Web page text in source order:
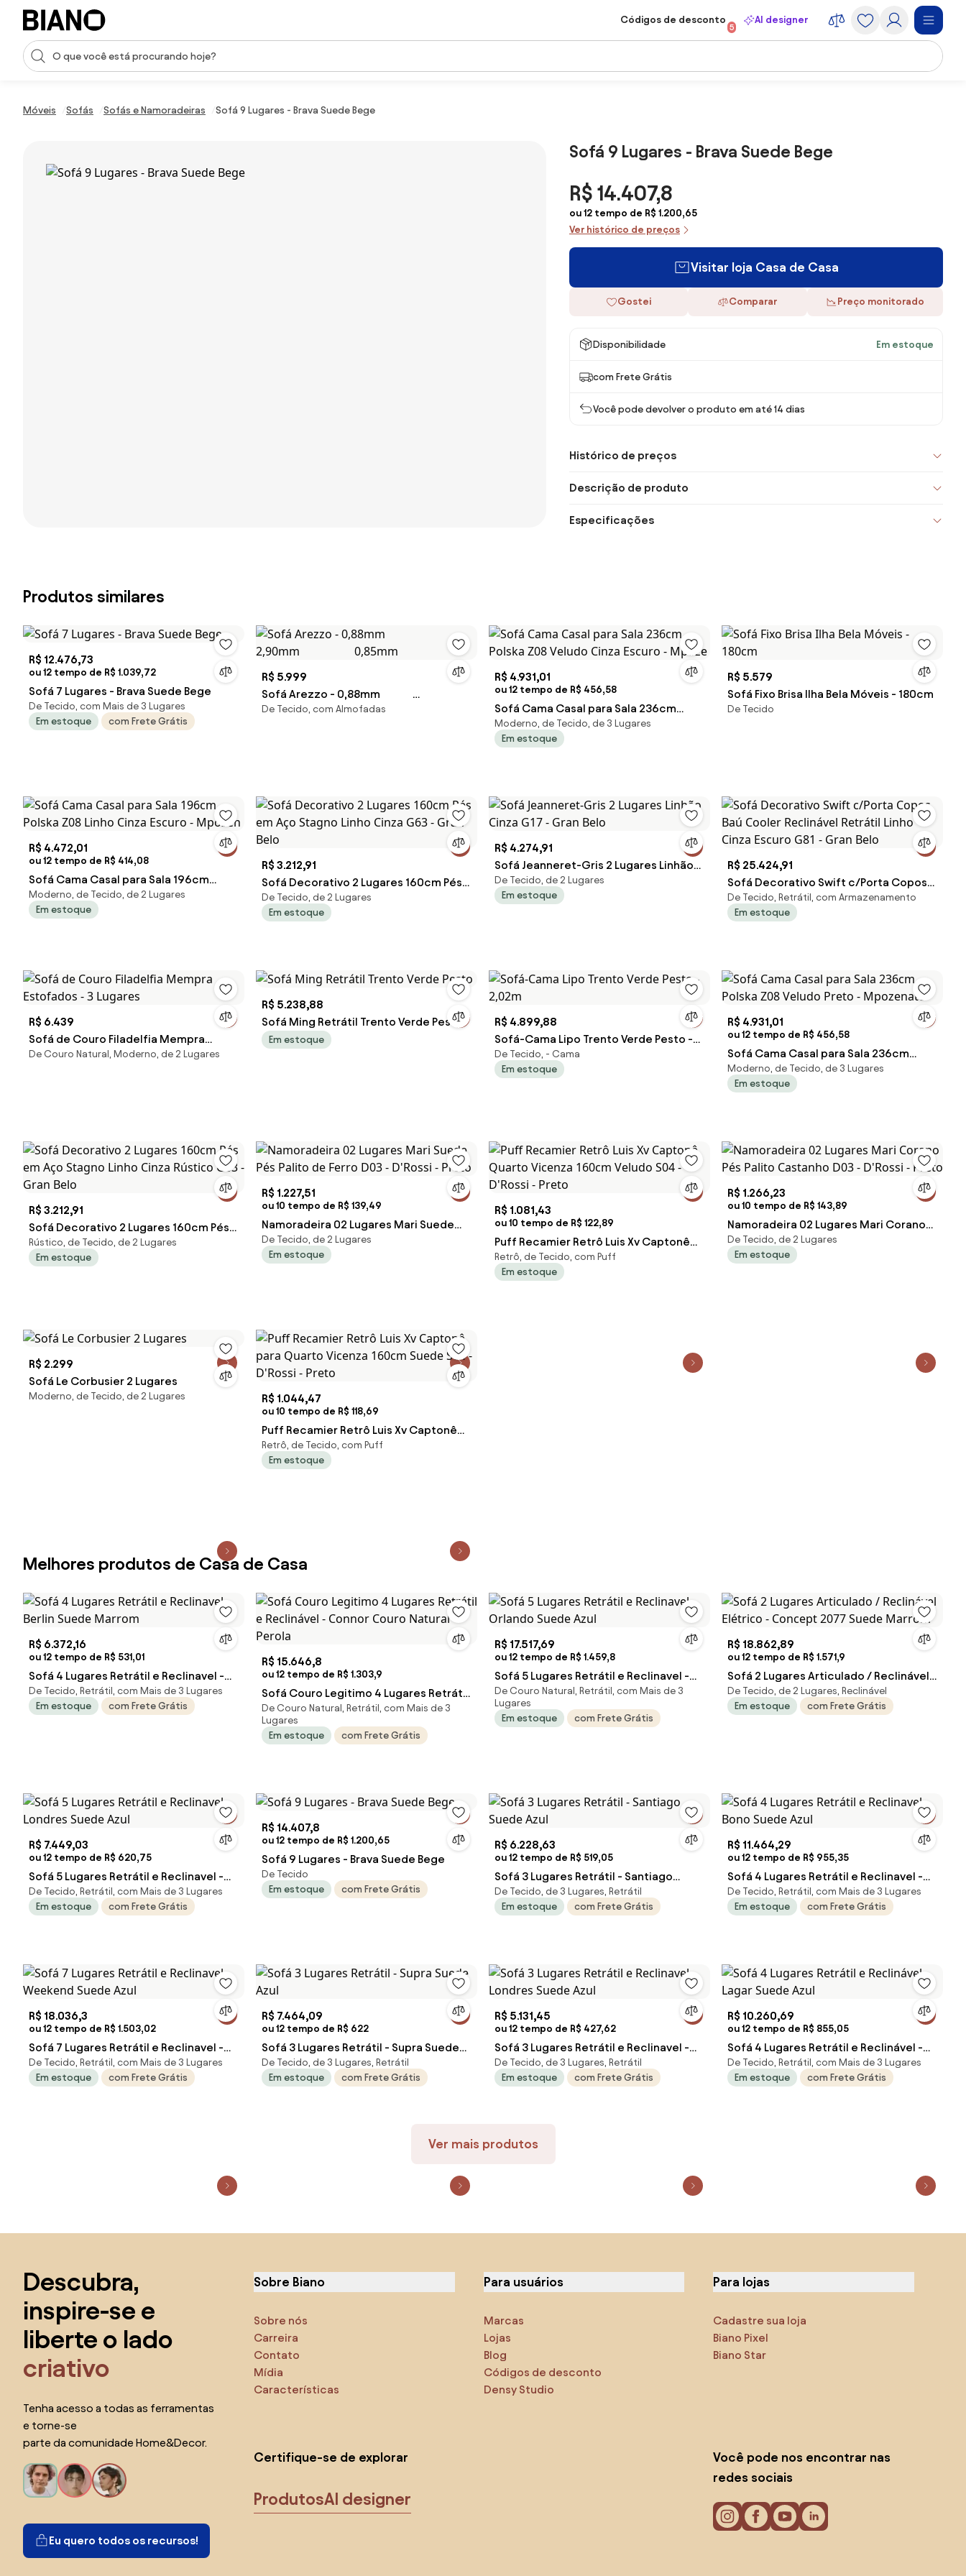
Saltar para o conteúdo
Entrada de pesquisa
Códigos de desconto
5
AI designer
Móveis Sofás Sofás e Namoradeiras Sofá 9 Lugares - Brava Suede Bege
Sofá 9 Lugares - Brava Suede Bege
R$ 14.407,8
ou 12 tempo de R$ 1.200,65
Ver histórico de preços
Visitar loja Casa de Casa
Gostei Comparar Preço monitorado
Disponibilidade Em estoque
com Frete Grátis
Você pode devolver o produto em até 14 dias
Histórico de preços
Descrição de produto
Especificações
Produtos similares
R$ 12.476,73
ou 12 tempo de R$ 1.039,72
Sofá 7 Lugares - Brava Suede Bege
De Tecido, com Mais de 3 Lugares
Em estoque
com Frete Grátis
R$ 5.999
Sofá Arezzo - 0,88mm
2,90mm 0,85mm
De Tecido, com Almofadas
R$ 4.931,01
ou 12 tempo de R$ 456,58
Sofá Cama Casal para Sala 236cm
Polska Z08 Veludo Cinza Escuro -
Mpoze
Moderno, de Tecido, de 3 Lugares
Em estoque
R$ 5.579
Sofá Fixo Brisa Ilha Bela Móveis - 180cm
De Tecido
R$ 4.472,01
ou 12 tempo de R$ 414,08
Sofá Cama Casal para Sala 196cm
Polska Z08 Linho Cinza Escuro -
Mpozen
Moderno, de Tecido, de 2 Lugares
Em estoque
R$ 3.212,91
Sofá Decorativo 2 Lugares 160cm Pés
em Aço Stagno Linho Cinza G63 - Gran
Belo
De Tecido, de 2 Lugares
Em estoque
R$ 4.274,91
Sofá Jeanneret-Gris 2 Lugares Linhão
Cinza G17 - Gran Belo
De Tecido, de 2 Lugares
Em estoque
R$ 25.424,91
Sofá Decorativo Swift c/Porta Copos
Baú Cooler Reclinável Retrátil Linho
Cinza Escuro G81 - Gran Belo
De Tecido, Retrátil, com Armazenamento
Em estoque
R$ 6.439
Sofá de Couro Filadelfia Mempra
Estofados - 3 Lugares
De Couro Natural, Moderno, de 2 Lugares
R$ 5.238,88
Sofá Ming Retrátil Trento Verde Pesto
Em estoque
R$ 4.899,88
Sofá-Cama Lipo Trento Verde Pesto -
2,02m
De Tecido, - Cama
Em estoque
R$ 4.931,01
ou 12 tempo de R$ 456,58
Sofá Cama Casal para Sala 236cm
Polska Z08 Veludo Preto - Mpozenato
Moderno, de Tecido, de 3 Lugares
Em estoque
R$ 3.212,91
Sofá Decorativo 2 Lugares 160cm Pés
em Aço Stagno Linho Cinza Rústico
G63 - Gran Belo
Rústico, de Tecido, de 2 Lugares
Em estoque
R$ 1.227,51
ou 10 tempo de R$ 139,49
Namoradeira 02 Lugares Mari Suede
Pés Palito de Ferro D03 - D'Rossi - Preto
De Tecido, de 2 Lugares
Em estoque
R$ 1.081,43
ou 10 tempo de R$ 122,89
Puff Recamier Retrô Luis Xv Captonê
Quarto Vicenza 160cm Veludo S04 -
D'Rossi - Preto
Retrô, de Tecido, com Puff
Em estoque
R$ 1.266,23
ou 10 tempo de R$ 143,89
Namoradeira 02 Lugares Mari Corano
Pés Palito Castanho D03 - D'Rossi -
Preto
De Tecido, de 2 Lugares
Em estoque
R$ 2.299
Sofá Le Corbusier 2 Lugares
Moderno, de Tecido, de 2 Lugares R$ 1.044,47
ou 10 tempo de R$ 118,69
Puff Recamier Retrô Luis Xv Captonê
para Quarto Vicenza 160cm Suede S04
- D'Rossi - Preto
Retrô, de Tecido, com Puff
Em estoque
Melhores produtos de Casa de Casa
R$ 6.372,16
ou 12 tempo de R$ 531,01
Sofá 4 Lugares Retrátil e Reclinavel -
Berlin Suede Marrom
De Tecido, Retrátil, com Mais de 3 Lugares
Em estoque
com Frete Grátis
R$ 15.646,8
ou 12 tempo de R$ 1.303,9
Sofá Couro Legitimo 4 Lugares Retrátil
e Reclinável - Connor Couro Natural
Perola
De Couro Natural, Retrátil, com Mais de 3
Lugares
Em estoque
com Frete Grátis
R$ 17.517,69
ou 12 tempo de R$ 1.459,8
Sofá 5 Lugares Retrátil e Reclinavel -
Orlando Suede Azul
De Couro Natural, Retrátil, com Mais de 3
Lugares
Em estoque
com Frete Grátis
R$ 18.862,89
ou 12 tempo de R$ 1.571,9
Sofá 2 Lugares Articulado / Reclinável
Elétrico - Concept 2077 Suede Marrom
De Tecido, de 2 Lugares, Reclinável
Em estoque
com Frete Grátis
R$ 7.449,03
ou 12 tempo de R$ 620,75
Sofá 5 Lugares Retrátil e Reclinavel -
Londres Suede Azul
De Tecido, Retrátil, com Mais de 3 Lugares
Em estoque
com Frete Grátis
R$ 14.407,8
ou 12 tempo de R$ 1.200,65
Sofá 9 Lugares - Brava Suede Bege
De Tecido
Em estoque
com Frete Grátis
R$ 6.228,63
ou 12 tempo de R$ 519,05
Sofá 3 Lugares Retrátil - Santiago
Suede Azul
De Tecido, de 3 Lugares, Retrátil
Em estoque
com Frete Grátis
R$ 11.464,29
ou 12 tempo de R$ 955,35
Sofá 4 Lugares Retrátil e Reclinavel -
Bono Suede Azul
De Tecido, Retrátil, com Mais de 3 Lugares
Em estoque
com Frete Grátis
R$ 18.036,3
ou 12 tempo de R$ 1.503,02
Sofá 7 Lugares Retrátil e Reclinavel -
Weekend Suede Azul
De Tecido, Retrátil, com Mais de 3 Lugares
Em estoque
com Frete Grátis
R$ 7.464,09
ou 12 tempo de R$ 622
Sofá 3 Lugares Retrátil - Supra Suede
Azul
De Tecido, de 3 Lugares, Retrátil
Em estoque
com Frete Grátis
R$ 5.131,45
ou 12 tempo de R$ 427,62
Sofá 3 Lugares Retrátil e Reclinavel -
Londres Suede Azul
De Tecido, de 3 Lugares, Retrátil
Em estoque
com Frete Grátis
R$ 10.260,69
ou 12 tempo de R$ 855,05
Sofá 4 Lugares Retrátil e Reclinável -
Lagar Suede Azul
De Tecido, Retrátil, com Mais de 3 Lugares
Em estoque
com Frete Grátis
Ver mais produtos
Descubra,
inspire-se e
liberte o lado
criativo
Tenha acesso a todas as ferramentas
e torne-se
parte da comunidade Home&Decor.
Eu quero todos os recursos!
Sobre Biano
Sobre nós
Carreira
Contato
Mídia
Características
Para usuários
Marcas
Lojas
Blog
Códigos de desconto
Densy Studio
Para lojas
Cadastre sua loja
Biano Pixel
Biano Star
Certifique-se de explorar
ProdutosAI designer
Você pode nos encontrar nas
redes sociais